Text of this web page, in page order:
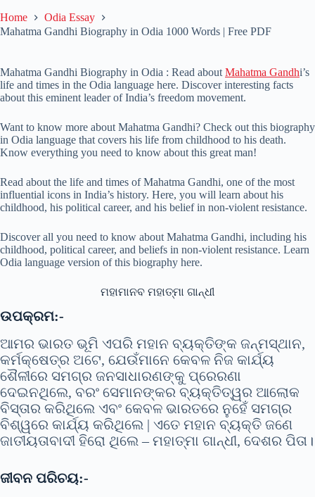
Home
Odia Essay
Mahatma Gandhi Biography in Odia 1000 Words | Free PDF
Mahatma Gandhi Biography in Odia : Read about Mahatma Gandhi’s
life and times in the Odia language here. Discover interesting facts
about this eminent leader of India’s freedom movement.
Want to know more about Mahatma Gandhi? Check out this biography
in Odia language that covers his life from childhood to his death.
Know everything you need to know about this great man!
Read about the life and times of Mahatma Gandhi, one of the most
influential icons in India’s history. Here, you will learn about his
childhood, his political career, and his belief in non-violent resistance.
Discover all you need to know about Mahatma Gandhi, including his
childhood, political career, and beliefs in non-violent resistance. Learn
Odia language version of this biography here.
ମହାମାନବ ମହାତ୍ମା ଗାନ୍ଧୀ
ଉପକ୍ରମ:-
ଆମର ଭାରତ ଭୂମି ଏପରି ମହାନ ବ୍ୟକ୍ତିଙ୍କ ଜନ୍ମସ୍ଥାନ,
କର୍ମକ୍ଷେତ୍ର ଅଟେ, ଯେଉଁମାନେ କେବଳ ନିଜ କାର୍ଯ୍ୟ
ଶୈଳୀରେ ସମଗ୍ର ଜନସାଧାରଣଙ୍କୁ ପ୍ରେରଣା
ଦେଇନଥିଲେ, ବରଂ ସେମାନଙ୍କର ବ୍ୟକ୍ତିତ୍ୱର ଆଲୋକ
ବିସ୍ତାର କରିଥିଲେ ଏବଂ କେବଳ ଭାରତରେ ନୁହେଁ ସମଗ୍ର
ବିଶ୍ୱରେ କାର୍ଯ୍ୟ କରିଥିଲେ | ଏତେ ମହାନ ବ୍ୟକ୍ତି ଜଣେ
ଜାତୀୟତାବାଦୀ ହିରୋ ଥିଲେ – ମହାତ୍ମା ଗାନ୍ଧୀ, ଦେଶର ପିତା।
ଜୀବନ ପରିଚୟ:-